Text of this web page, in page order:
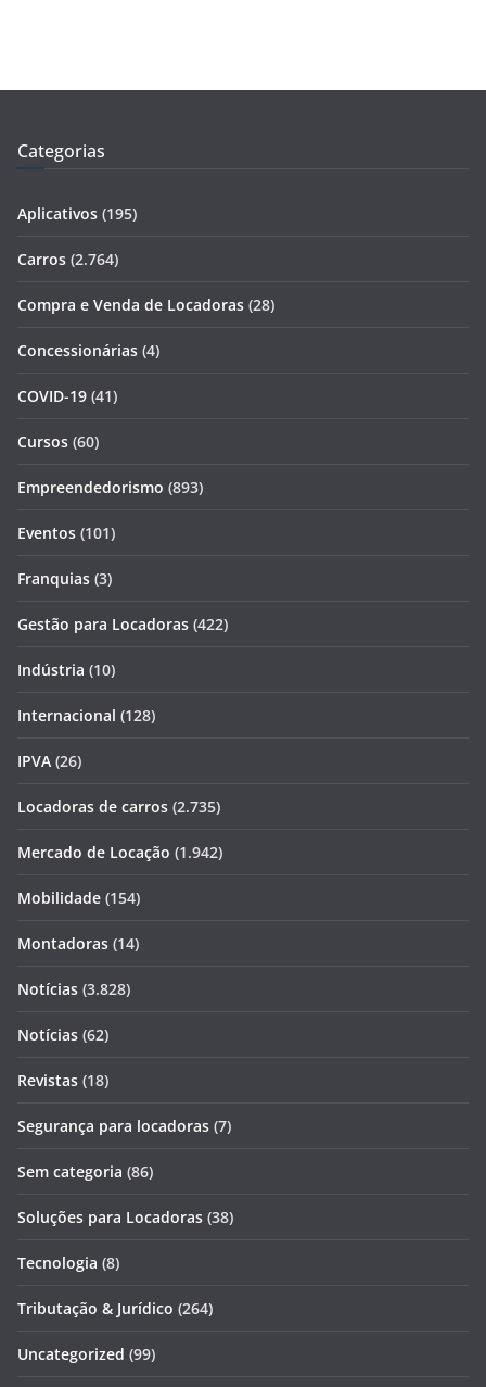
Categorias
Aplicativos (195)
Carros (2.764)
Compra e Venda de Locadoras (28)
Concessionárias (4)
COVID-19 (41)
Cursos (60)
Empreendedorismo (893)
Eventos (101)
Franquias (3)
Gestão para Locadoras (422)
Indústria (10)
Internacional (128)
IPVA (26)
Locadoras de carros (2.735)
Mercado de Locação (1.942)
Mobilidade (154)
Montadoras (14)
Notícias (3.828)
Notícias (62)
Revistas (18)
Segurança para locadoras (7)
Sem categoria (86)
Soluções para Locadoras (38)
Tecnologia (8)
Tributação & Jurídico (264)
Uncategorized (99)